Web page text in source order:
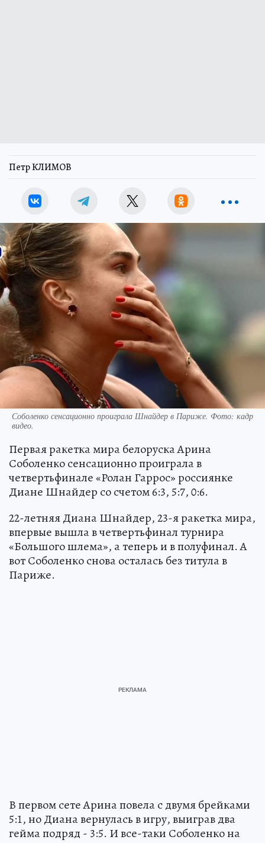
Петр КЛИМОВ
Соболенко сенсационно проиграла Шнайдер в Париже. Фото: кадр
видео.
Первая ракетка мира белоруска Арина
Соболенко сенсационно проиграла в
четвертьфинале «Ролан Гаррос» россиянке
Диане Шнайдер со счетом 6:3, 5:7, 0:6.
22-летняя Диана Шнайдер, 23-я ракетка мира,
впервые вышла в четвертьфинал турнира
«Большого шлема», а теперь и в полуфинал. А
вот Соболенко снова осталась без титула в
Париже.
В первом сете Арина повела с двумя брейками
5:1, но Диана вернулась в игру, выиграв два
гейма подряд - 3:5. И все-таки Соболенко на